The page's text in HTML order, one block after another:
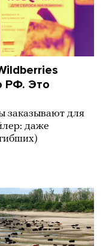
РФ. Это
заказывают для
даже